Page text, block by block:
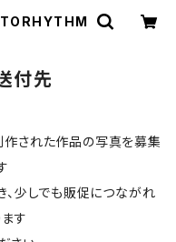
付先
された作品の写真を募集
少しでも販促につながれ
す